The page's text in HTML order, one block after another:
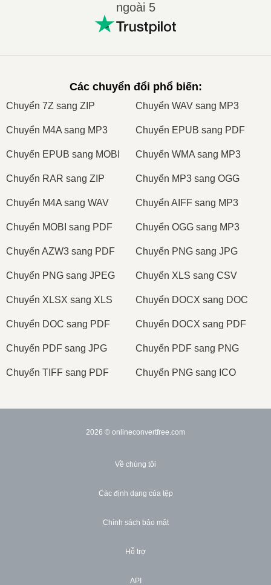
ngoài 5
Các chuyển đổi phổ biến:
Сhuyển 7Z sang ZIP Сhuyển WAV sang MP3
Сhuyển M4A sang MP3 Сhuyển EPUB sang PDF
Сhuyển EPUB sang MOBI Сhuyển WMA sang MP3
Сhuyển RAR sang ZIP Сhuyển MP3 sang OGG
Сhuyển M4A sang WAV Сhuyển AIFF sang MP3
Сhuyển MOBI sang PDF Сhuyển OGG sang MP3
Сhuyển AZW3 sang PDF Сhuyển PNG sang JPG
Сhuyển PNG sang JPEG Сhuyển XLS sang CSV
Сhuyển XLSX sang XLS Сhuyển DOCX sang DOC
Сhuyển DOC sang PDF Сhuyển DOCX sang PDF
Сhuyển PDF sang JPG Сhuyển PDF sang PNG
Сhuyển TIFF sang PDF Сhuyển PNG sang ICO
2026 © onlineconvertfree.com
Về chúng tôi
Các định dạng của tệp
Chính sách bảo mật
Hỗ trợ
API